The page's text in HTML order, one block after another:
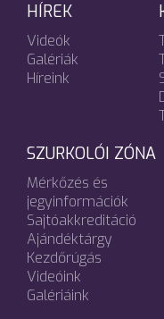
HÍREK
Videók
Galériák
Híreink
SZURKOLÓI ZÓNA
Mérkőzés és
jegyinformációk
Sajtóakkreditáció
Ajándéktárgy
Kezdőrúgás
Videóink
Galériáink